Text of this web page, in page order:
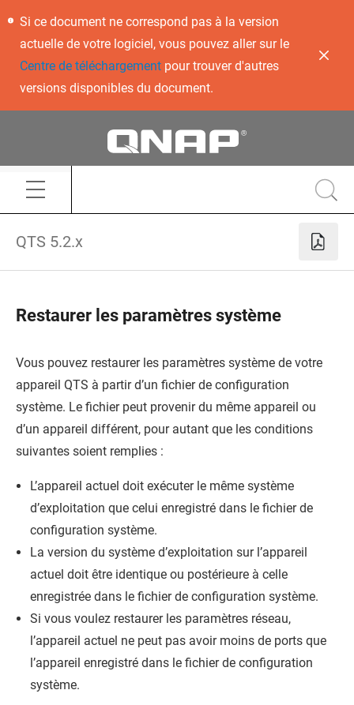
Si ce document ne correspond pas à la version
actuelle de votre logiciel, vous pouvez aller sur le
Centre de téléchargementpour trouver d'autres
versions disponibles du document.
QTS 5.2.x
Restaurer les paramètres système
Vous pouvez restaurer les paramètres système de votre
appareil QTS à partir d’un fichier de configuration
système. Le fichier peut provenir du même appareil ou
d’un appareil différent, pour autant que les conditions
suivantes soient remplies :
L’appareil actuel doit exécuter le même système
d’exploitation que celui enregistré dans le fichier de
configuration système.
La version du système d’exploitation sur l’appareil
actuel doit être identique ou postérieure à celle
enregistrée dans le fichier de configuration système.
Si vous voulez restaurer les paramètres réseau,
l’appareil actuel ne peut pas avoir moins de ports que
l’appareil enregistré dans le fichier de configuration
système.